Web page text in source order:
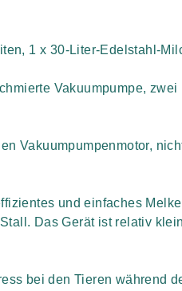
1 x 30-Liter-Edelstahl-
Vakuumpumpe, zwei
Vakuumpumpenmotor,
und einfaches
Das Gerät ist relativ
bei den Tieren während